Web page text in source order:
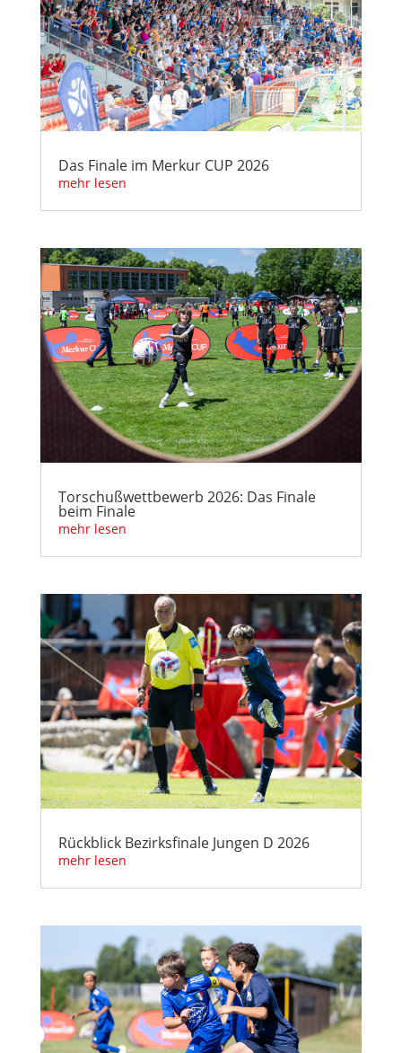
Das Finale im Merkur CUP 2026
mehr lesen
Torschußwettbewerb 2026: Das Finale
beim Finale
mehr lesen
Rückblick Bezirksfinale Jungen D 2026
mehr lesen